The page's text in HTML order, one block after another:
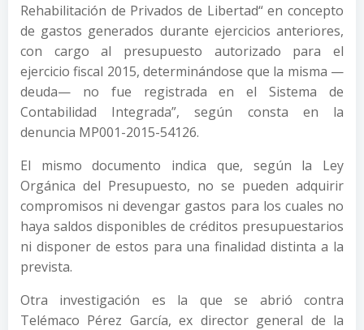
Rehabilitación de Privados de Libertad“ en concepto
de gastos generados durante ejercicios anteriores,
con cargo al presupuesto autorizado para el
ejercicio fiscal 2015, determinándose que la misma —
deuda— no fue registrada en el Sistema de
Contabilidad Integrada”, según consta en la
denuncia MP001-2015-54126.
El mismo documento indica que, según la Ley
Orgánica del Presupuesto, no se pueden adquirir
compromisos ni devengar gastos para los cuales no
haya saldos disponibles de créditos presupuestarios
ni disponer de estos para una finalidad distinta a la
prevista.
Otra investigación es la que se abrió contra
Telémaco Pérez García, ex director general de la